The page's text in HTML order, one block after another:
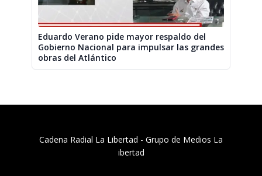
Eduardo Verano pide mayor respaldo del
Gobierno Nacional para impulsar las grandes
obras del Atlántico
Cadena Radial La Libertad​ - Grupo de Medios La
ibertad